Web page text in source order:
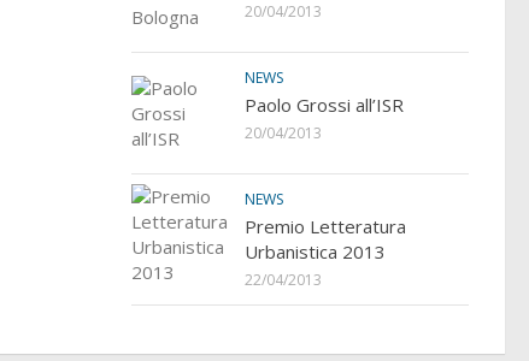
20/04/2013
NEWS
Paolo Grossi all’ISR
20/04/2013
NEWS
Premio Letteratura
Urbanistica 2013
22/04/2013